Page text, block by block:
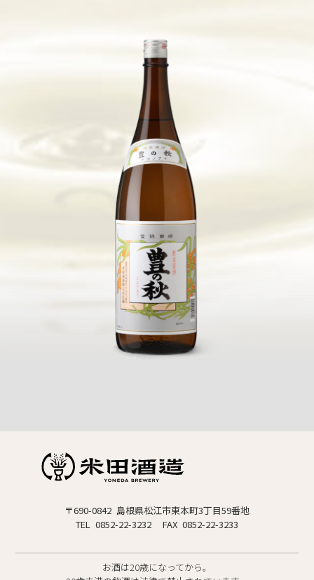
〒690-0842 島根県松江市東本町3丁目59番地
TEL 0852-22-3232
FAX 0852-22-3233
お酒は20歳になってから。